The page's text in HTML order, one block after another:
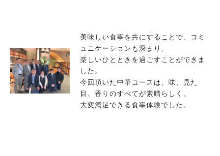
美味しい食事を共にすることで、コミ
ュニケーションも深まり、
楽しいひとときを過ごすことができま
した。
今回頂いた中華コースは、味、見た
目、香りのすべてが素晴らしく、
大変満足できる食事体験でした。